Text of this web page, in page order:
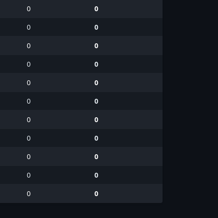
0
0
0
0
0
0
0
0
0
0
0
0
0
0
0
0
0
0
0
0
0 0